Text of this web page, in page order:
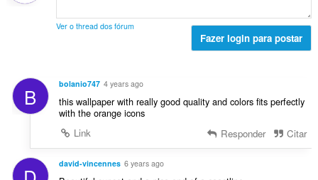
Ver o thread dos fórum
Fazer login para postar
B bolanio747 4 years ago
this wallpaper with really good quality and colors fits perfectly
with the orange icons
Link
Responder Citar
david-vincennes 6 years ago